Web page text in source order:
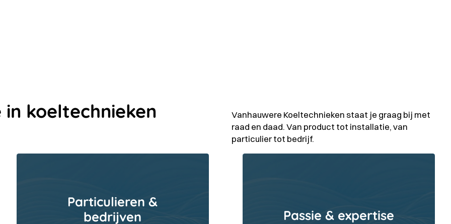
koeltechnieken
Vanhauwere Koeltechnieken staat je graag bij met
raad en daad. Van product tot installatie, van
particulier tot bedrijf.
Particulieren &
bedrijven
Passie & expertise